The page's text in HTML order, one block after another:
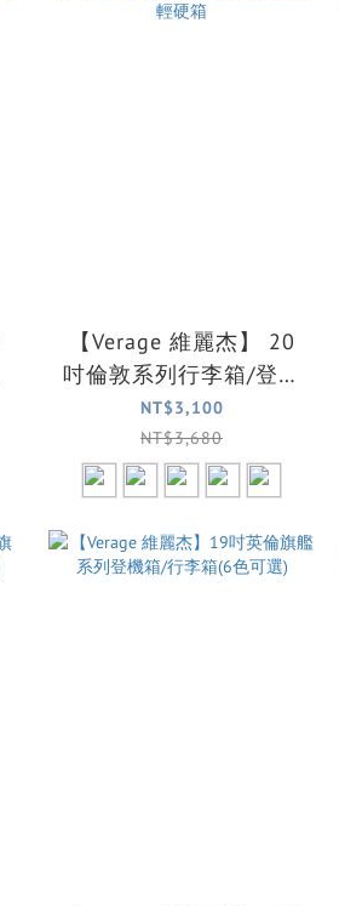
【Verage 維麗杰】 20
吋倫敦系列行李箱/登機
箱(5色可選) 全台最輕硬
箱
NT$3,100
NT$3,680